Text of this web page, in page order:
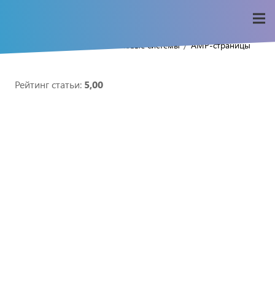
Поисковые системы / AMP-страницы
Рейтинг статьи: 5,00